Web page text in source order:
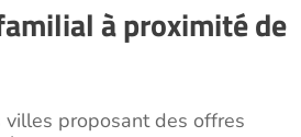
à proximité de
proposant des offres